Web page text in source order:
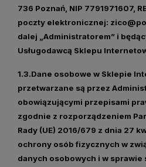
736 Poznań, NIP 7791971607,
poczty elektronicznej:
dalej „ Administratorem” i
Usługodawcą Sklepu
1.3.Dane osobowe w Sklepie
przetwarzane są przez
obowiązującymi przepisami
zgodnie z rozporządzeniem
Rady (UE) 2016/679 z dnia 27
ochrony osób fizycznych w
danych osobowych i w sprawie